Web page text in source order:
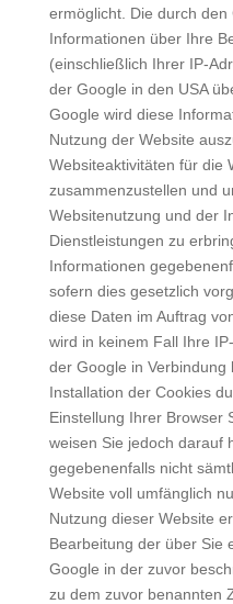
ermöglicht. Die durch den
Informationen über Ihre
(einschließlich Ihrer IP-
der Google in den USA
Google wird diese
Nutzung der Website
Websiteaktivitäten für die
zusammenzustellen und
Websitenutzung und der
Dienstleistungen zu
Informationen
sofern dies gesetzlich
diese Daten im Auftrag
wird in keinem Fall Ihre
der Google in Verbindung
Installation der Cookies
Einstellung Ihrer Browser
weisen Sie jedoch darauf
gegebenenfalls nicht
Website voll umfänglich
Nutzung dieser Website
Bearbeitung der über Sie
Google in der zuvor
zu dem zuvor benannten